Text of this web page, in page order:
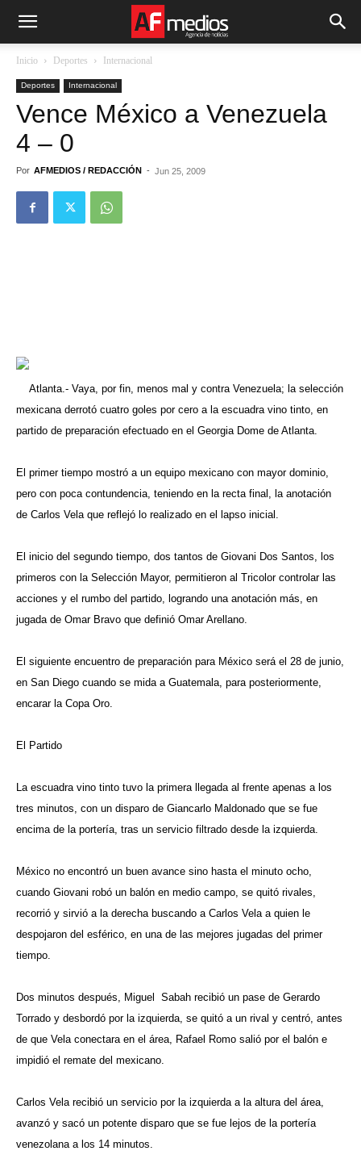
Inicio Deportes Internacional
Deportes Internacional
Vence México a Venezuela
4 – 0
Por AFMEDIOS / REDACCIÓN - Jun 25, 2009
Atlanta.- Vaya, por fin, menos mal y contra Venezuela; la selección
mexicana derrotó cuatro goles por cero a la escuadra vino tinto, en
partido de preparación efectuado en el Georgia Dome de Atlanta.
El primer tiempo mostró a un equipo mexicano con mayor dominio,
pero con poca contundencia, teniendo en la recta final, la anotación
de Carlos Vela que reflejó lo realizado en el lapso inicial.
El inicio del segundo tiempo, dos tantos de Giovani Dos Santos, los
primeros con la Selección Mayor, permitieron al Tricolor controlar las
acciones y el rumbo del partido, logrando una anotación más, en
jugada de Omar Bravo que definió Omar Arellano.
El siguiente encuentro de preparación para México será el 28 de junio,
en San Diego cuando se mida a Guatemala, para posteriormente,
encarar la Copa Oro.
El Partido
La escuadra vino tinto tuvo la primera llegada al frente apenas a los
tres minutos, con un disparo de Giancarlo Maldonado que se fue
encima de la portería, tras un servicio filtrado desde la izquierda.
México no encontró un buen avance sino hasta el minuto ocho,
cuando Giovani robó un balón en medio campo, se quitó rivales,
recorrió y sirvió a la derecha buscando a Carlos Vela a quien le
despojaron del esférico, en una de las mejores jugadas del primer
tiempo.
Dos minutos después, Miguel Sabah recibió un pase de Gerardo
Torrado y desbordó por la izquierda, se quitó a un rival y centró, antes
de que Vela conectara en el área, Rafael Romo salió por el balón e
impidió el remate del mexicano.
Carlos Vela recibió un servicio por la izquierda a la altura del área,
avanzó y sacó un potente disparo que se fue lejos de la portería
venezolana a los 14 minutos.